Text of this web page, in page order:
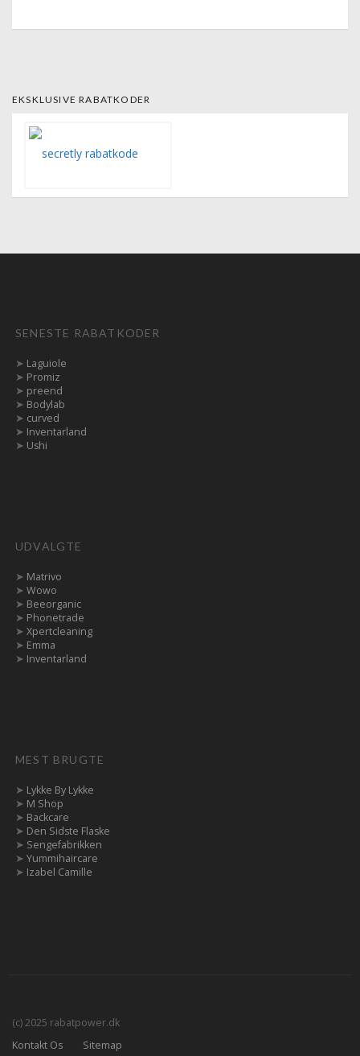
EKSKLUSIVE RABATKODER
SENESTE RABATKODER
➤ Laguiole
➤ Promiz
➤ preend
➤ Bodylab
➤ curved
➤ Inventarland
➤ Ushi
UDVALGTE
➤ Matrivo
➤ Wowo
➤ Beeorganic
➤ Phonetrade
➤ Xpertcleaning
➤ Emma
➤ Inventarland
MEST BRUGTE
➤ Lykke By Lykke
➤ M Shop
➤ Backcare
➤ Den Sidste Flaske
➤ Sengefabrikken
➤ Yummihaircare
➤ Izabel Camille
(c) 2025 rabatpower.dk
Kontakt Os
Sitemap